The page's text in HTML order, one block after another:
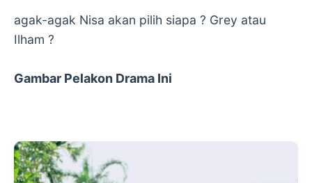
agak-agak Nisa akan pilih siapa ? Grey atau
Ilham ?
Gambar Pelakon Drama Ini